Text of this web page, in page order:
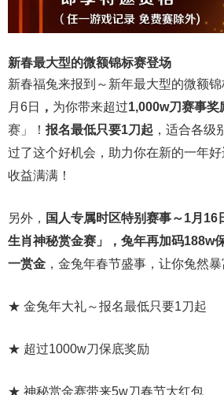
新春最大型的微额锦标赛登场
新春福兔来报到～新年最大型的微额
月6日
， 为你带来超过1,000w刀赛事奖
赛」！ 报名最低只要1刀起 ，适合各级
过了这个好机会，助力你在新的一年好
收益满满！
另外， 国人专属时区特别赛事～1月16
生肖神秘赏金赛」，兔年再加码188w
一赏金 ，金兔年春节盛事，让你兔然
★ 金兔年大礼～报名最低只要1刀起
★ 超过1000w刀保底奖励
★ 神秘赏金赛带来5w刀春节大红包